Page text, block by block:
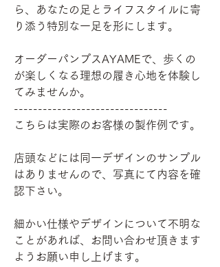
ら、あなたの足とライフスタイルに寄
り添う特別な一足を形にします。
オーダーパンプスAYAMEで、歩くの
が楽しくなる理想の履き心地を体験し
てみませんか。
--------------------------------
こちらは実際のお客様の製作例です。
店頭などには同一デザインのサンプル
はありませんので、写真にて内容を確
認下さい。
細かい仕様やデザインについて不明な
ことがあれば、お問い合わせ頂きます
ようお願い申し上げます。